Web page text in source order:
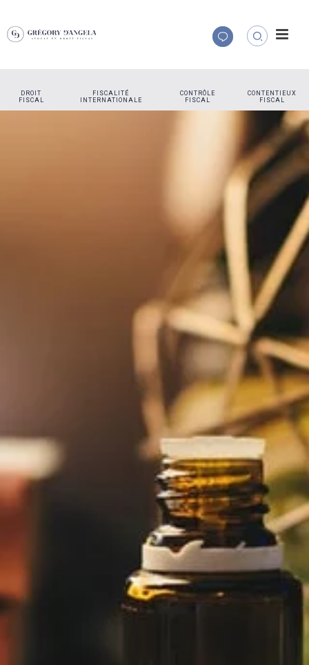
DROIT
FISCAL
FISCALITÉ
INTERNATIONALE
CONTRÔLE
FISCAL
CONTENTIEUX
FISCAL